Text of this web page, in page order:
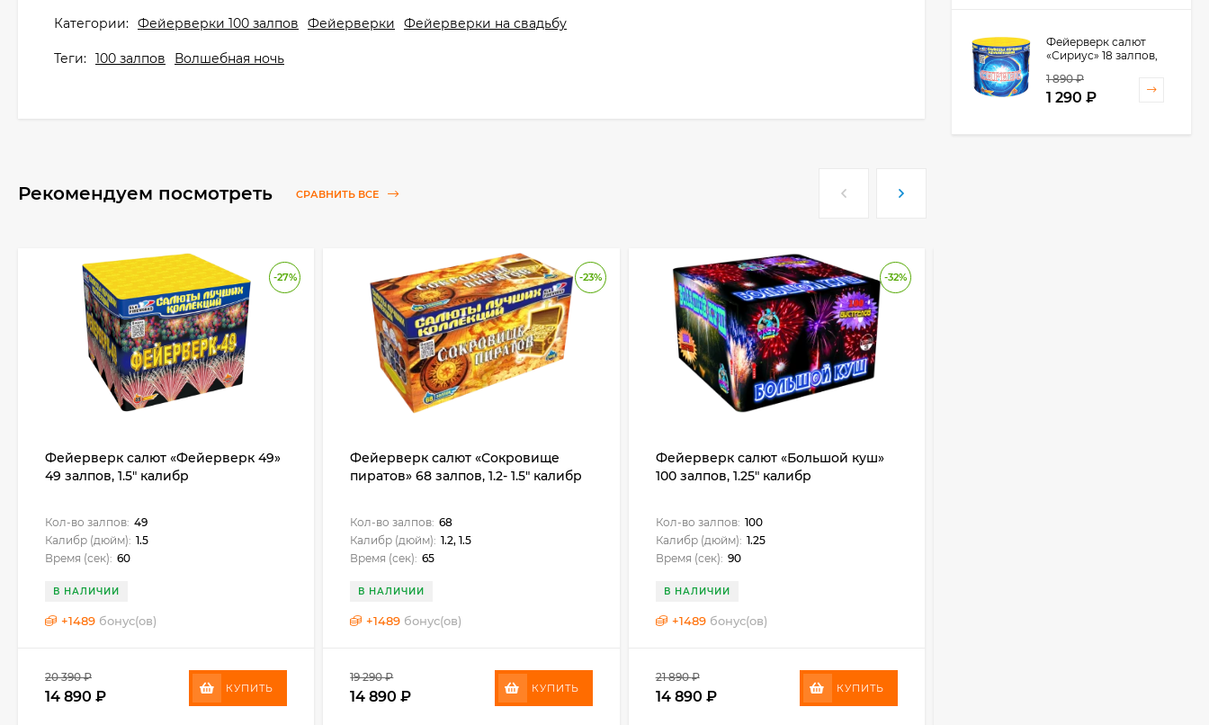
Категории: Фейерверки 100 залпов Фейерверки Фейерверки на cвадьбу
Теги: 100 залпов Волшебная ночь
Рекомендуем посмотреть СРАВНИТЬ ВСЕ
-27%
Фейерверк салют «Фейерверк 49»
49 залпов, 1.5" калибр
Кол-во залпов: 49
Калибр (дюйм): 1.5
Время (сек): 60
В НАЛИЧИИ
+1489 бонус(ов)
20 390₽
14 890 ₽
КУПИТЬ
-23%
Фейерверк салют «Сокровище
пиратов» 68 залпов, 1.2- 1.5" калибр
Кол-во залпов: 68
Калибр (дюйм): 1.2, 1.5
Время (сек): 65
В НАЛИЧИИ
+1489 бонус(ов)
19 290₽
14 890₽
КУПИТЬ
-32%
Фейерверк салют «Большой куш»
100 залпов, 1.25" калибр
Кол-во залпов: 100
Калибр (дюйм): 1.25
Время (сек): 90
В НАЛИЧИИ
+1489 бонус(ов)
21 890₽
14 890 ₽
КУПИТЬ
Фейерверк салют
«Сириус» 18 залпов,
1 890₽
1 290 ₽